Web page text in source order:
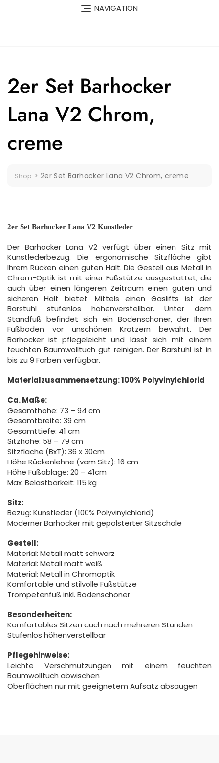
NAVIGATION
2er Set Barhocker
Lana V2 Chrom,
creme
Shop > 2er Set Barhocker Lana V2 Chrom, creme
2er Set Barhocker Lana V2 Kunstleder
Der Barhocker Lana V2 verfügt über einen Sitz mit
Kunstlederbezug. Die ergonomische Sitzfläche gibt
Ihrem Rücken einen guten Halt. Die Gestell aus Metall in
Chrom-Optik ist mit einer Fußstütze ausgestattet, die
auch über einen längeren Zeitraum einen guten und
sicheren Halt bietet. Mittels einen Gaslifts ist der
Barstuhl stufenlos höhenverstellbar. Unter dem
Standfuß befindet sich ein Bodenschoner, der Ihren
Fußboden vor unschönen Kratzern bewahrt. Der
Barhocker ist pflegeleicht und lässt sich mit einem
feuchten Baumwolltuch gut reinigen. Der Barstuhl ist in
bis zu 9 Farben verfügbar.
Materialzusammensetzung: 100% Polyvinylchlorid
Ca. Maße:
Gesamthöhe: 73 – 94 cm
Gesamtbreite: 39 cm
Gesamttiefe: 41 cm
Sitzhöhe: 58 – 79 cm
Sitzfläche (BxT): 36 x 30cm
Höhe Rückenlehne (vom Sitz): 16 cm
Höhe Fußablage: 20 – 41cm
Max. Belastbarkeit: 115 kg
Sitz:
Bezug: Kunstleder (100% Polyvinylchlorid)
Moderner Barhocker mit gepolsterter Sitzschale
Gestell:
Material: Metall matt schwarz
Material: Metall matt weiß
Material: Metall in Chromoptik
Komfortable und stilvolle Fußstütze
Trompetenfuß inkl. Bodenschoner
Besonderheiten:
Komfortables Sitzen auch nach mehreren Stunden
Stufenlos höhenverstellbar
Pflegehinweise:
Leichte Verschmutzungen mit einem feuchten
Baumwolltuch abwischen
Oberflächen nur mit geeignetem Aufsatz absaugen